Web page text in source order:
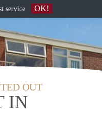
OUT
IN
service OK!